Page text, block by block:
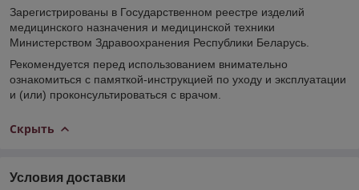
Зарегистрированы в Государственном реестре изделий
медицинского назначения и медицинской техники
Министерством Здравоохранения Республики Беларусь.
Рекомендуется перед использованием внимательно
ознакомиться с памяткой-инструкцией по уходу и эксплуатации
и (или) проконсультироваться с врачом.
Скрыть
Условия доставки